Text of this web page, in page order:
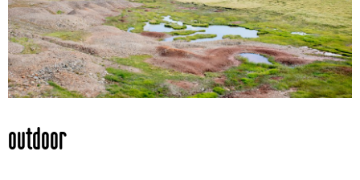
outdoor